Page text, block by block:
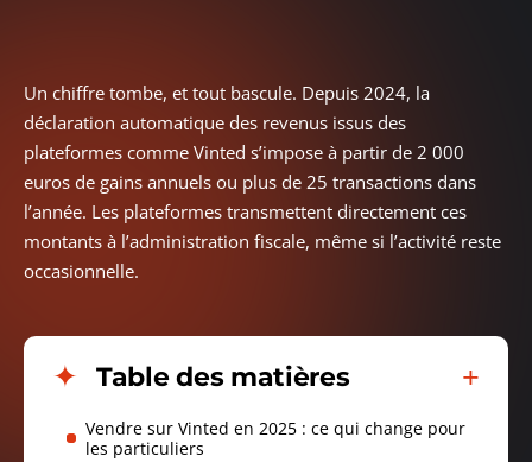
Un chiffre tombe, et tout bascule. Depuis 2024, la
déclaration automatique des revenus issus des
plateformes comme Vinted s’impose à partir de 2 000
euros de gains annuels ou plus de 25 transactions dans
l’année. Les plateformes transmettent directement ces
montants à l’administration fiscale, même si l’activité reste
occasionnelle.
Table des matières
Vendre sur Vinted en 2025 : ce qui change pour
les particuliers